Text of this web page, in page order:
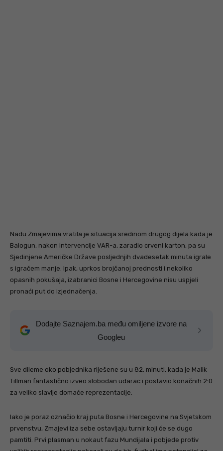
Nadu Zmajevima vratila je situacija sredinom drugog dijela kada je
Balogun, nakon intervencije VAR-a, zaradio crveni karton, pa su
Sjedinjene Američke Države posljednjih dvadesetak minuta igrale
s igračem manje. Ipak, uprkos brojčanoj prednosti i nekoliko
opasnih pokušaja, izabranici Bosne i Hercegovine nisu uspjeli
pronaći put do izjednačenja.
Dodajte Saznajem.ba među omiljene izvore na
Googleu
Sve dileme oko pobjednika riješene su u 82. minuti, kada je Malik
Tillman fantastično izveo slobodan udarac i postavio konačnih 2:0
za veliko slavlje domaće reprezentacije.
Iako je poraz označio kraj puta Bosne i Hercegovine na Svjetskom
prvenstvu, Zmajevi iza sebe ostavljaju turnir koji će se dugo
pamtiti. Prvi plasman u nokaut fazu Mundijala i pobjede protiv